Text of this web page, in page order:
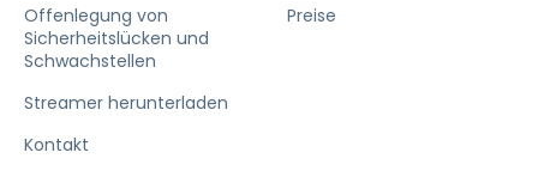
Offenlegung von
Sicherheitslücken und
Schwachstellen
Streamer herunterladen
Kontakt
Preise